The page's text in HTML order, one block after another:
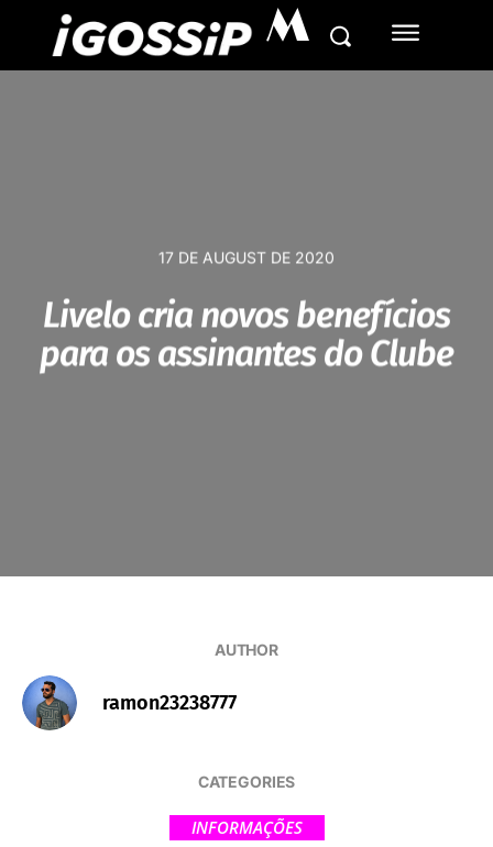
M
17 DE AUGUST DE 2020
Livelo cria novos benefícios
para os assinantes do Clube
AUTHOR
ramon23238777
CATEGORIES
INFORMAÇÕES